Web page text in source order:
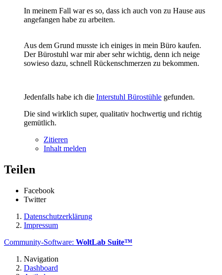
In meinem Fall war es so, dass ich auch von zu Hause aus
angefangen habe zu arbeiten.
Aus dem Grund musste ich einiges in mein Büro kaufen.
Der Bürostuhl war mir aber sehr wichtig, denn ich neige
sowieso dazu, schnell Rückenschmerzen zu bekommen.
Jedenfalls habe ich die Interstuhl Bürostühle gefunden.
Die sind wirklich super, qualitativ hochwertig und richtig
gemütlich.
Zitieren
Inhalt melden
Teilen
Facebook
Twitter
Datenschutzerklärung
Impressum
Community-Software: WoltLab Suite™
Navigation
Dashboard